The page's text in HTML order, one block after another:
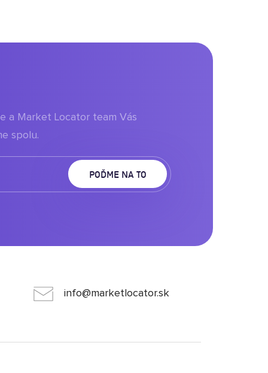
a Market Locator team Vás
spolu.
info@marketlocator.sk